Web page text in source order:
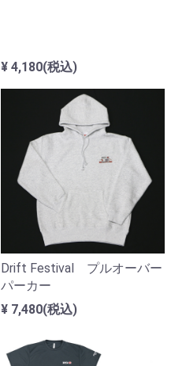
¥ 4,180(税込)
Drift Festival プルオーバー
パーカー
¥ 7,480(税込)